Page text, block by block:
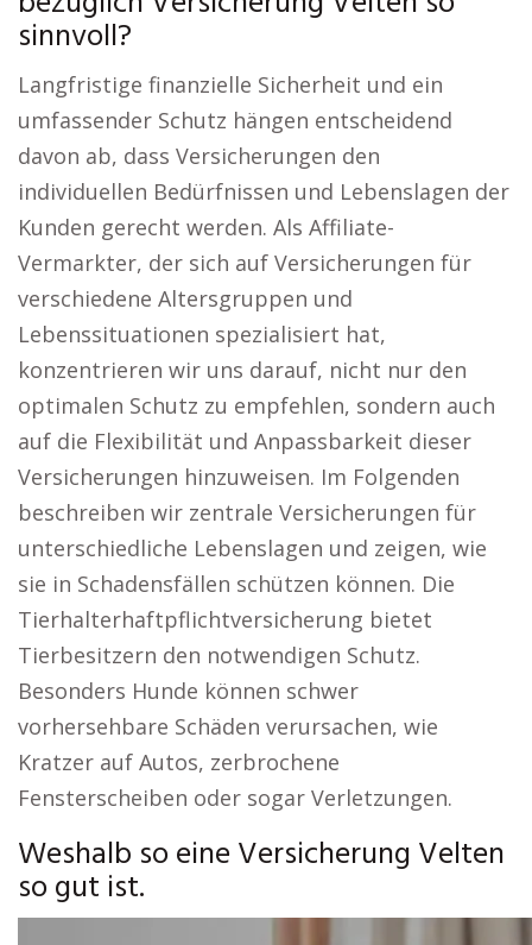
sinnvoll?
Langfristige finanzielle Sicherheit und ein
umfassender Schutz hängen entscheidend
davon ab, dass Versicherungen den
individuellen Bedürfnissen und Lebenslagen der
Kunden gerecht werden. Als Affiliate-
Vermarkter, der sich auf Versicherungen für
verschiedene Altersgruppen und
Lebenssituationen spezialisiert hat,
konzentrieren wir uns darauf, nicht nur den
optimalen Schutz zu empfehlen, sondern auch
auf die Flexibilität und Anpassbarkeit dieser
Versicherungen hinzuweisen. Im Folgenden
beschreiben wir zentrale Versicherungen für
unterschiedliche Lebenslagen und zeigen, wie
sie in Schadensfällen schützen können. Die
Tierhalterhaftpflichtversicherung bietet
Tierbesitzern den notwendigen Schutz.
Besonders Hunde können schwer
vorhersehbare Schäden verursachen, wie
Kratzer auf Autos, zerbrochene
Fensterscheiben oder sogar Verletzungen.
Weshalb so eine Versicherung Velten
so gut ist.